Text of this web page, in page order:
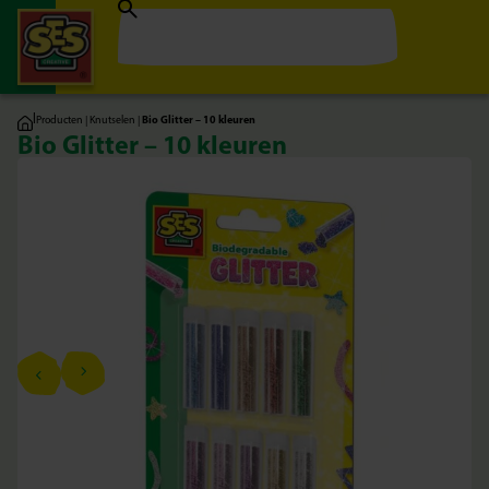
|Producten | Knutselen | Bio Glitter – 10 kleuren
Bio Glitter – 10 kleuren